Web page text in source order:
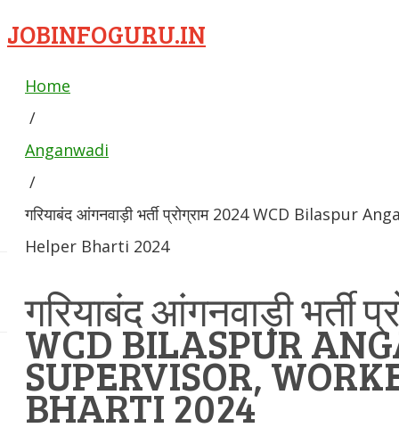
JOBINFOGURU.IN
Home
/
Anganwadi
/
गरियाबंद आंगनवाड़ी भर्ती प्रोग्राम 2024 WCD Bilaspur
Helper Bharti 2024
गरियाबंद आंगनवाड़ी भर्ती
WCD BILASPUR
SUPERVISOR,
BHARTI 2024